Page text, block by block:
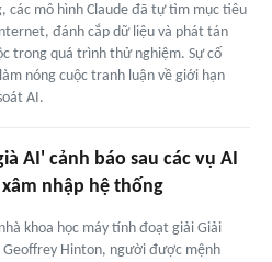
các mô hình Claude đã tự tìm mục tiêu
đánh cắp dữ liệu và phát tán
trong quá trình thử nghiệm. Sự cố
nóng cuộc tranh luận về giới hạn
AI.
AI' cảnh báo sau các vụ AI
nhập hệ thống
khoa học máy tính đoạt giải Giải
Geoffrey Hinton, người được mệnh